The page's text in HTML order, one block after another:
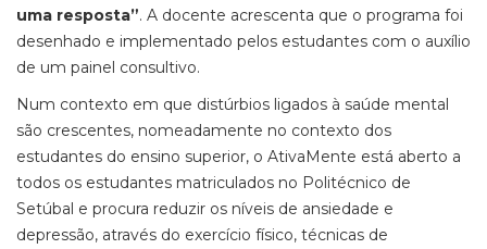
uma resposta”. A docente acrescenta que o programa foi
desenhado e implementado pelos estudantes com o auxílio
de um painel consultivo.
Num contexto em que distúrbios ligados à saúde mental
são crescentes, nomeadamente no contexto dos
estudantes do ensino superior, o AtivaMente está aberto a
todos os estudantes matriculados no Politécnico de
Setúbal e procura reduzir os níveis de ansiedade e
depressão, através do exercício físico, técnicas de